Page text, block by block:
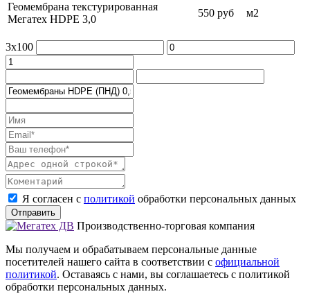
Геомембрана текстурированная
Мегатех HDPE 3,0
550 руб м2
3x100
Я согласен с политикой обработки персональных данных
Отправить
Производственно-торговая компания
Мы получаем и обрабатываем персональные данные
посетителей нашего сайта в соответствии с официальной
политикой. Оставаясь с нами, вы соглашаетесь с политикой
обработки персональных данных.